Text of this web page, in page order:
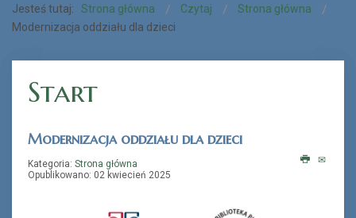
„Książka na telefon”
Jesteś tutaj: Strona główna Czytaj
Strona główna
Modernizacja oddziału dla dzieci
Start
Modernizacja oddziału dla dzieci
Kategoria: Strona główna
Opublikowano: 02 kwiecień 2025